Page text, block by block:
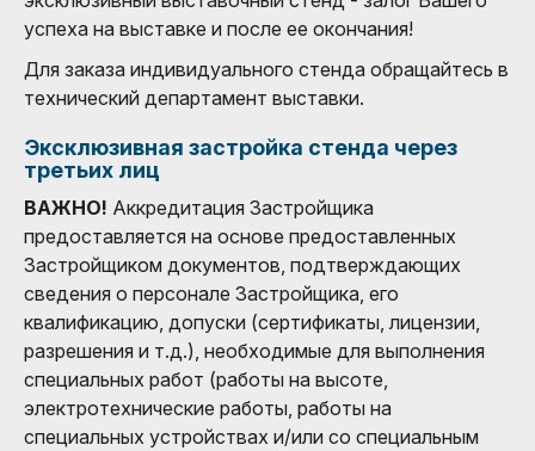
успеха на выставке и после ее окончания!
Для заказа индивидуального стенда обращайтесь в
технический департамент выставки.
Эксклюзивная застройка стенда через
третьих лиц
ВАЖНО! Аккредитация Застройщика
предоставляется на основе предоставленных
Застройщиком документов, подтверждающих
сведения о персонале Застройщика, его
квалификацию, допуски (сертификаты, лицензии,
разрешения и т.д.), необходимые для выполнения
специальных работ (работы на высоте,
электротехнические работы, работы на
специальных устройствах и/или со специальным